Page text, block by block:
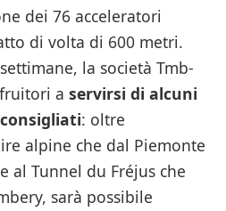
dei 76 acceleratori
di volta di 600 metri.
la società Tmb-
a servirsi di alcuni
: oltre
alpine che dal Piemonte
al Tunnel du Fréjus che
sarà possibile